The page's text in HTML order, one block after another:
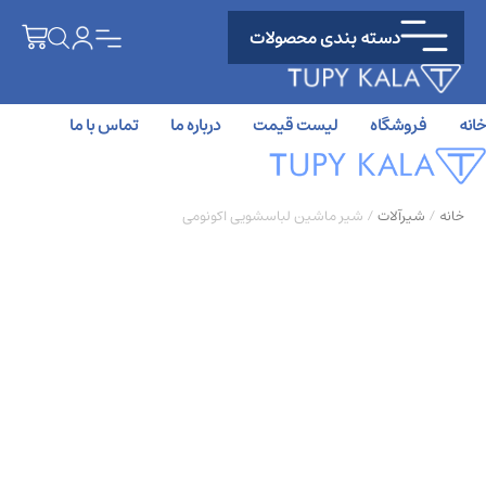
دسته بندی محصولات
خانه فروشگاه لیست قیمت درباره ما تماس با ما
خانه / شیرآلات/ شیر ماشین لباسشویی اکونومی